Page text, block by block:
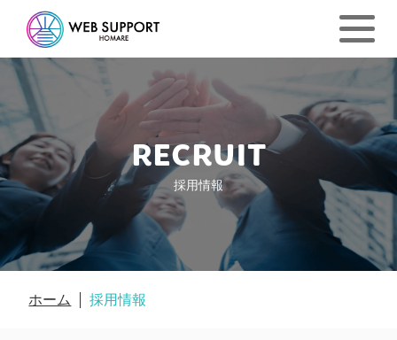
RECRUIT
採用情報
ホーム 採用情報